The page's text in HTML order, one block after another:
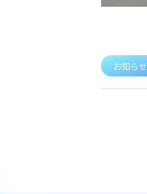
お知らせ